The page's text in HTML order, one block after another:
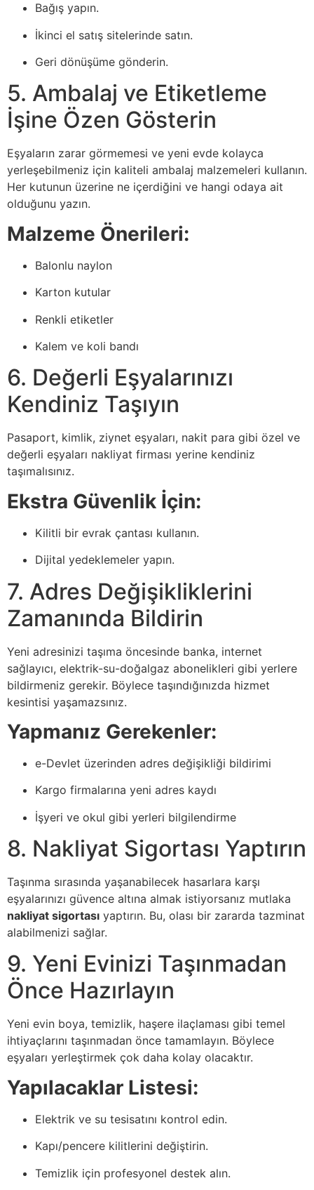
Bağış yapın.
İkinci el satış sitelerinde satın.
Geri dönüşüme gönderin.
5. Ambalaj ve Etiketleme
İşine Özen Gösterin
Eşyaların zarar görmemesi ve yeni evde kolayca
yerleşebilmeniz için kaliteli ambalaj malzemeleri kullanın.
Her kutunun üzerine ne içerdiğini ve hangi odaya ait
olduğunu yazın.
Malzeme Önerileri:
Balonlu naylon
Karton kutular
Renkli etiketler
Kalem ve koli bandı
6. Değerli Eşyalarınızı
Kendiniz Taşıyın
Pasaport, kimlik, ziynet eşyaları, nakit para gibi özel ve
değerli eşyaları nakliyat firması yerine kendiniz
taşımalısınız.
Ekstra Güvenlik İçin:
Kilitli bir evrak çantası kullanın.
Dijital yedeklemeler yapın.
7. Adres Değişikliklerini
Zamanında Bildirin
Yeni adresinizi taşıma öncesinde banka, internet
sağlayıcı, elektrik-su-doğalgaz abonelikleri gibi yerlere
bildirmeniz gerekir. Böylece taşındığınızda hizmet
kesintisi yaşamazsınız.
Yapmanız Gerekenler:
e-Devlet üzerinden adres değişikliği bildirimi
Kargo firmalarına yeni adres kaydı
İşyeri ve okul gibi yerleri bilgilendirme
8. Nakliyat Sigortası Yaptırın
Taşınma sırasında yaşanabilecek hasarlara karşı
eşyalarınızı güvence altına almak istiyorsanız mutlaka
nakliyat sigortası yaptırın. Bu, olası bir zararda tazminat
alabilmenizi sağlar.
9. Yeni Evinizi Taşınmadan
Önce Hazırlayın
Yeni evin boya, temizlik, haşere ilaçlaması gibi temel
ihtiyaçlarını taşınmadan önce tamamlayın. Böylece
eşyaları yerleştirmek çok daha kolay olacaktır.
Yapılacaklar Listesi:
Elektrik ve su tesisatını kontrol edin.
Kapı/pencere kilitlerini değiştirin.
Temizlik için profesyonel destek alın.